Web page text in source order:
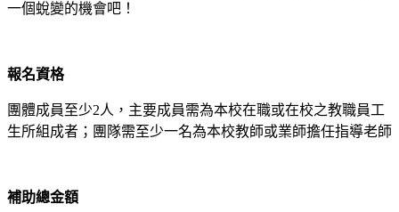
一個蛻變的機會吧！
報名資格
團體成員至少2人，主要成員需為本校在職或在校之教職員工
生所組成者；團隊需至少一名為本校教師或業師擔任指導老師
補助總金額